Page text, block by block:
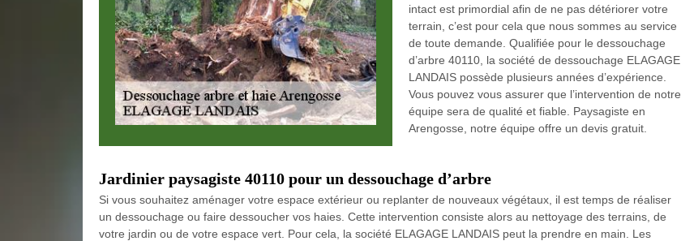
intact est primordial afin de ne pas détériorer votre
terrain, c’est pour cela que nous sommes au service
de toute demande. Qualifiée pour le dessouchage
d’arbre 40110, la société de dessouchage ELAGAGE
LANDAIS possède plusieurs années d’expérience.
Vous pouvez vous assurer que l’intervention de notre
équipe sera de qualité et fiable. Paysagiste en
Arengosse, notre équipe offre un devis gratuit.
Jardinier paysagiste 40110 pour un dessouchage d’arbre
Si vous souhaitez aménager votre espace extérieur ou replanter de nouveaux végétaux, il est temps de réaliser
un dessouchage ou faire dessoucher vos haies. Cette intervention consiste alors au nettoyage des terrains, de
votre jardin ou de votre espace vert. Pour cela, la société ELAGAGE LANDAIS peut la prendre en main. Les